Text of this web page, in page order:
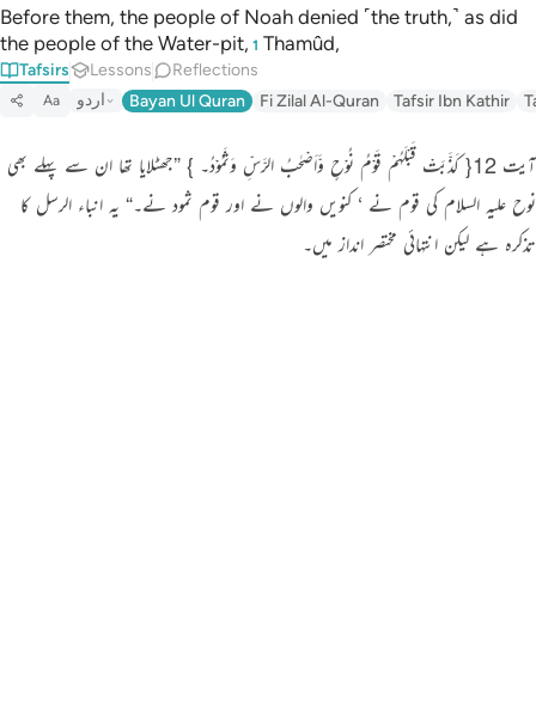
Before them, the people of Noah denied ˹the truth,˺ as did
the people of the Water-pit, 1 Thamûd,
Tafsirs Lessons Reflections
Aa اردو Bayan Ul Quran Fi Zilal Al-Quran Tafsir Ibn Kathir
آیت 12{ کَذَّبَتْ قَبْلَہُمْ قَوْمُ نُوْحٍ وَّاَصْحٰبُ الرَّسِّ وَثَمُوْدُ۔ } ”جھٹلایا تھا ان سے پہلے بھی
نوح علیہ السلام کی قوم نے ‘ کنویں والوں نے اور قوم ثمود نے۔“ یہ انباء الرسل کا
تذکرہ ہے لیکن انتہائی مختصر انداز میں۔